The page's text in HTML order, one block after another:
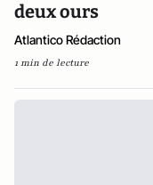
deux ours
Atlantico Rédaction
1 min de lecture